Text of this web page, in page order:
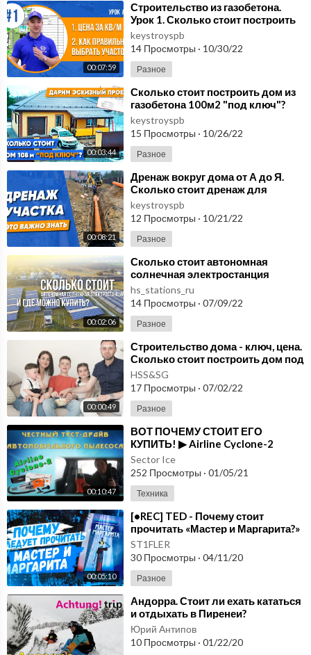
00:07:59
⁣Строительство из газобетона.
Урок 1. Сколько стоит построить
дом "под ключ"? Как выбрать у
keystroyspb
14 Просмотры · 10/30/22
Разное
00:03:44
⁣Сколько стоит построить дом из
газобетона 100м2 "под ключ"?
Стоимость одноэтажного дома 9н
keystroyspb
15 Просмотры · 10/26/22
Разное
00:08:21
⁣Дренаж вокруг дома от А до Я.
Сколько стоит дренаж для
фундамента. Водоотведение на
участке.
keystroyspb
12 Просмотры · 10/21/22
Разное
00:02:06
⁣Сколько стоит автономная
солнечная электростанция
сегодня и где можно купить?
Вопрос ребром.
hs_stations_ru
14 Просмотры · 07/09/22
Разное
00:00:49
⁣Строительство дома - ключ, цена.
Сколько стоит построить дом под
ключ? А сколько стоит построить
дом
HSS&SG
17 Просмотры · 07/02/22
Разное
00:10:47
⁣ВОТ ПОЧЕМУ СТОИТ ЕГО
КУПИТЬ! ▶ Airline Cyclone-2
Sector Ice
252 Просмотры · 01/05/21
Техника
00:05:10
⁣[•REC] TED - Почему стоит
прочитать «Мастер и Маргарита?»
ST1FLER
30 Просмотры · 04/11/20
Разное
⁣Андорра. Стоит ли ехать кататься
и отдыхать в Пиренеи?
Юрий Антипов
10 Просмотры · 01/22/20